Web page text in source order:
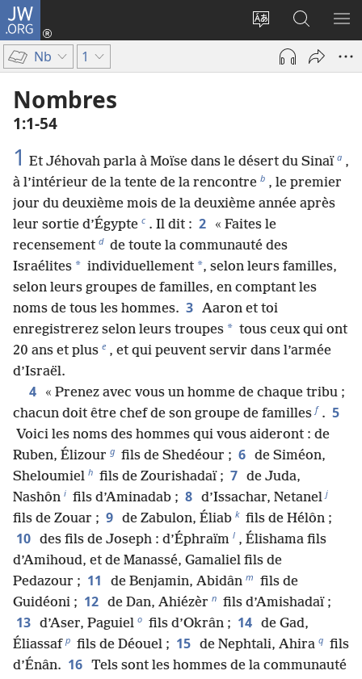
JW.ORG
Changer
langue
Se
connecter
sur
JW.ORG
Nb 1
Nombres
1​:​1-54
1 Et Jéhovah parla à Moïse dans le désert du Sinaï a ,
à l’intérieur de la tente de la rencontre b , le premier
jour du deuxième mois de la deuxième année après
leur sortie d’Égypte c . Il dit : 2
« Faites le
recensement d de toute la communauté des
Israélites * individuellement *, selon leurs familles,
selon leurs groupes de familles, en comptant les
noms de tous les hommes. 3 Aaron et toi
enregistrerez selon leurs troupes * tous ceux qui ont
20 ans et plus e , et qui peuvent servir dans l’armée
d’Israël.
4
« Prenez avec vous un homme de chaque tribu ;
chacun doit être chef de son groupe de familles f . 5
Voici les noms des hommes qui vous aideront : de
Ruben, Élizour g fils de Shedéour ; 6 de Siméon,
Sheloumiel h fils de Zourishadaï ; 7 de Juda,
Nashôn i fils d’Aminadab ; 8 d’Issachar, Netanel j
fils de Zouar ; 9 de Zabulon, Éliab k fils de Hélôn ;
10 des fils de Joseph : d’Éphraïm l , Élishama fils
d’Amihoud, et de Manassé, Gamaliel fils de
Pedazour ; 11 de Benjamin, Abidân m fils de
Guidéoni ; 12 de Dan, Ahiézèr n fils d’Amishadaï ;
13 d’Aser, Paguiel o fils d’Okrân ; 14 de Gad,
Éliassaf p fils de Déouel ; 15 de Nephtali, Ahira q fils
d’Énân. 16 Tels sont les hommes de la communauté